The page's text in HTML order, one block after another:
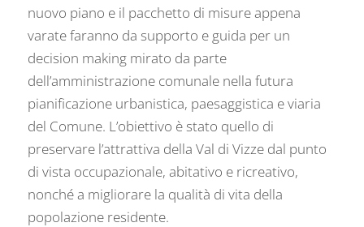
nuovo piano e il pacchetto di misure appena
varate faranno da supporto e guida per un
decision making mirato da parte
dell’amministrazione comunale nella futura
pianificazione urbanistica, paesaggistica e viaria
del Comune. L’obiettivo è stato quello di
preservare l’attrattiva della Val di Vizze dal punto
di vista occupazionale, abitativo e ricreativo,
nonché a migliorare la qualità di vita della
popolazione residente.